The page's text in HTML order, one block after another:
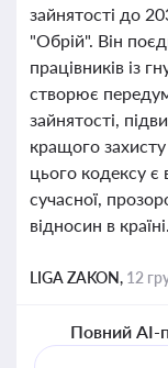
зайнятості до
"Обрій". Він
працівників із
створює
зайнятості,
кращого
цього кодексу
сучасної,
відносин в країні.
LIGA ZAKON, 12
Повний AI-